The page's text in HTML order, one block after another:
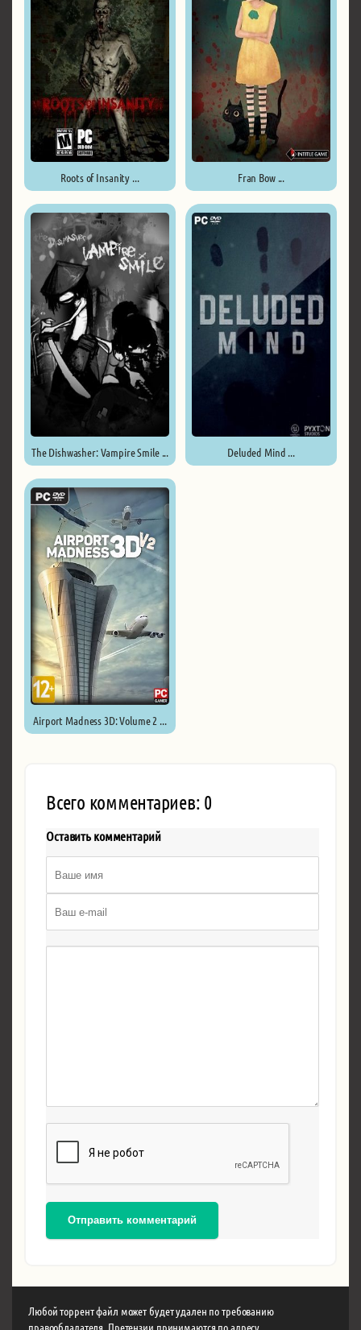
Roots of Insanity ... Fran Bow ...
The Dishwasher: Vampire Smile ... Deluded Mind ...
Airport Madness 3D: Volume 2 ...
Всего комментариев: 0
Оставить комментарий
Отправить комментарий
Любой торрент файл может будет удален по требованию
правообладателя. Претензии принимаются по адресу